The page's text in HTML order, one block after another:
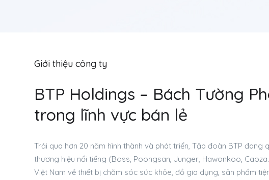
Giới thiệu công ty
BTP Holdings – Bách Tường
trong lĩnh vực bán lẻ
Trải qua hơn 20 năm hình thành và phát triển, Tập đoàn BTP
thương hiệu nổi tiếng (Boss, Poongsan, Junger, Hawonkoo,
Việt Nam về thiết bị chăm sóc sức khỏe, đồ gia dụng, sản phẩm